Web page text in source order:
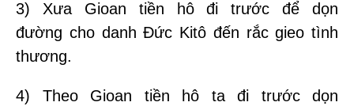
3) Xưa Gioan tiền hô đi trước để dọn
đường cho danh Đức Kitô đến rắc gieo tình
thương.
4) Theo Gioan tiền hô ta đi trước dọn